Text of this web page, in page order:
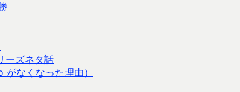
ーズネタ話
なくなった理由）